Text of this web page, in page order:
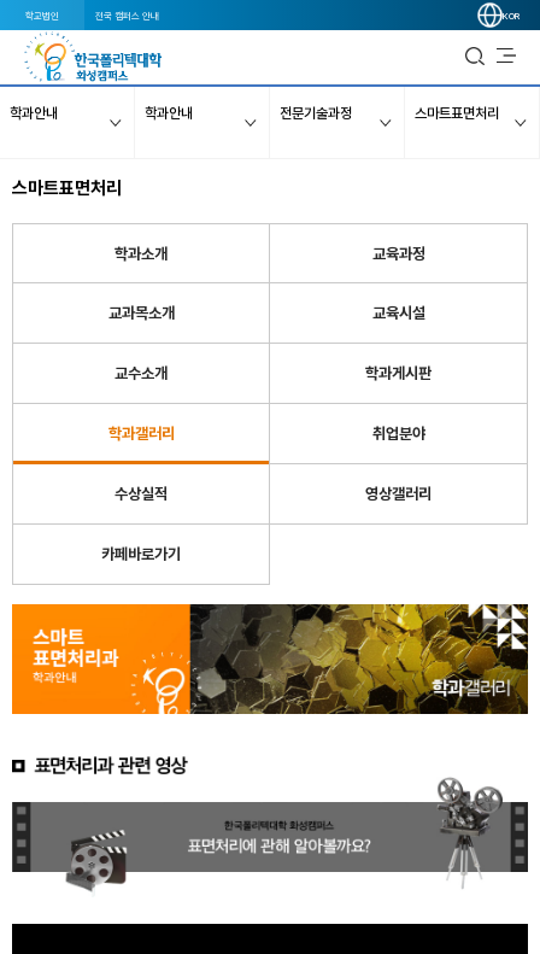
학교법인 전국 캠퍼스 안내 KOR
학과안내 학과안내 전문기술과정 스마트표면처리
스마트표면처리
학과소개 교육과정
교과목소개 교육시설
교수소개 학과게시판
학과갤러리 취업분야
수상실적 영상갤러리
카페바로가기